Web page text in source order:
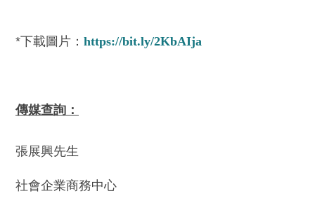
*下載圖片： https://bit.ly/2KbAIja
傳媒查詢：
張展興先生
社會企業商務中心